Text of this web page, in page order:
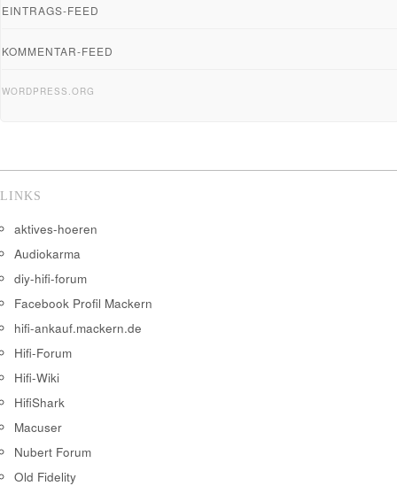
EINTRAGS-FEED
KOMMENTAR-FEED
WORDPRESS.ORG
LINKS
aktives-hoeren
Audiokarma
diy-hifi-forum
Facebook Profil Mackern
hifi-ankauf.mackern.de
Hifi-Forum
Hifi-Wiki
HifiShark
Macuser
Nubert Forum
Old Fidelity